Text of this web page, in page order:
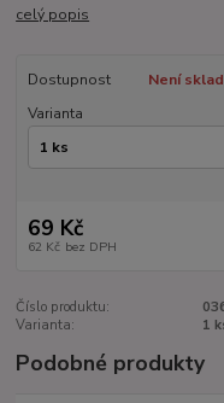
celý popis
Dostupnost
Není
Varianta
69 Kč
62 Kč bez DPH
Číslo produktu:
Varianta:
1
Podobné produkty